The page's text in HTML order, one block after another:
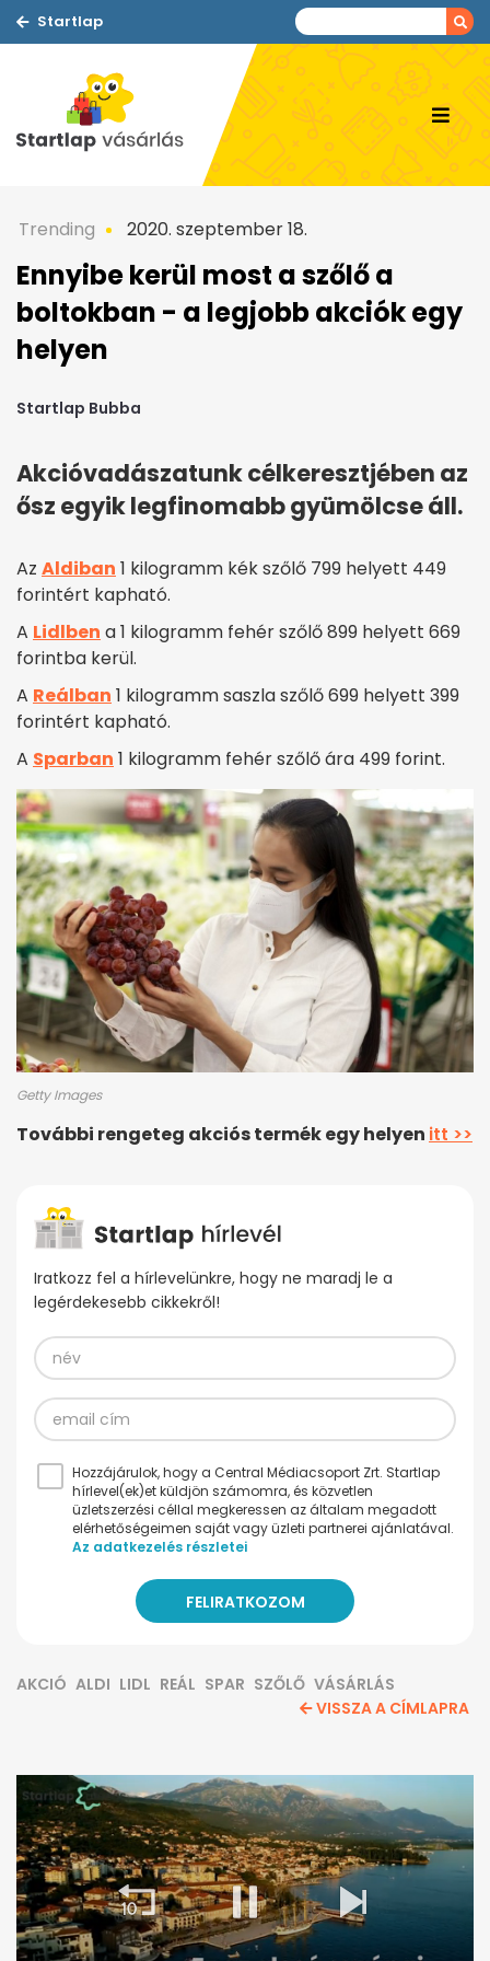
Startlap
Trending 2020. szeptember 18.
Ennyibe kerül most a szőlő a
boltokban - a legjobb akciók egy
helyen
Startlap Bubba
Akcióvadászatunk célkeresztjében az
ősz egyik legfinomabb gyümölcse áll.
Az Aldiban 1 kilogramm kék szőlő 799 helyett 449
forintért kapható.
A Lidlben a 1 kilogramm fehér szőlő 899 helyett 669
forintba kerül.
A Reálban 1 kilogramm saszla szőlő 699 helyett 399
forintért kapható.
A Sparban 1 kilogramm fehér szőlő ára 499 forint.
Getty Images
További rengeteg akciós termék egy helyen itt >>
Iratkozz fel a hírlevelünkre, hogy ne maradj le a
legérdekesebb cikkekről!
Hozzájárulok, hogy a Central Médiacsoport Zrt. Startlap
hírlevel(ek)et küldjön számomra, és közvetlen
üzletszerzési céllal megkeressen az általam megadott
elérhetőségeimen saját vagy üzleti partnerei ajánlatával.
Az adatkezelés részletei
AKCIÓ ALDI LIDL REÁL SPAR SZŐLŐ VÁSÁRLÁS
VISSZA A CÍMLAPRA